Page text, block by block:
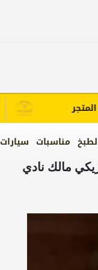
مناسبات سيارات
مالك نادي